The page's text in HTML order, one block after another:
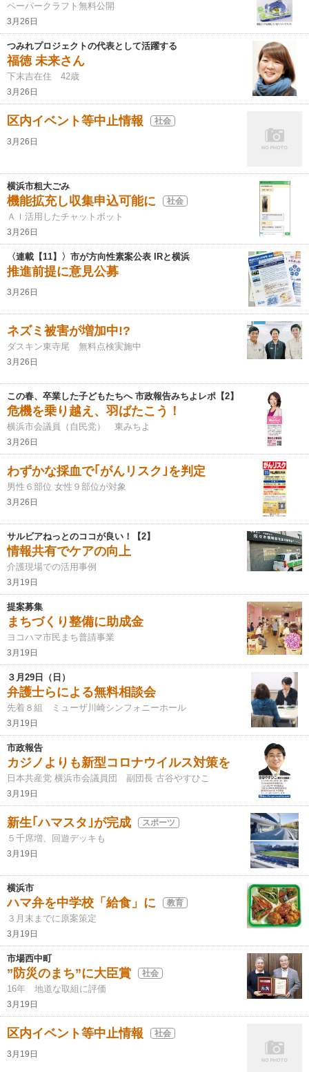
ペーパークラフト無料公開
3月26日
つみれプロジェクトの代表として活躍する
福徳 未来さん
下末吉在住 42歳
3月26日
区内イベント等中止情報 社会
3月26日
横浜市粗大ごみ
機能拡充し収集申込可能に 社会
ＡＩ活用したチャットボット
3月26日
〈連載【11】〉市が方向性素案公表 IRと横浜
推進前提に意見公募
3月26日
ネズミ被害が増加中!?
ダスキン東寺尾 無料点検実施中
3月26日
この春、卒業した子どもたちへ 市政報告みちよレポ【2】
危機を乗り越え、羽ばたこう！
横浜市会議員（自民党） 東みちよ
3月26日
わずかな採血で｢がんリスク｣を判定
男性６部位 女性９部位が対象
3月26日
サルビアねっとのココが良い！【2】
情報共有でケアの向上
介護現場での活用事例
3月19日
提案募集
まちづくり整備に助成金
ヨコハマ市民まち普請事業
3月19日
３月29日（日）
弁護士らによる無料相談会
先着８組 ミューザ川崎シンフォニーホール
3月19日
市政報告
カジノよりも新型コロナウイルス対策を
日本共産党 横浜市会議員団 副団長 古谷やすひこ
3月19日
新生｢ハマスタ｣が完成 スポーツ
５千席増、回遊デッキも
3月19日
横浜市
ハマ弁を中学校「給食」に 教育
３月末までに原案策定
3月19日
市場西中町
”防災のまち”に大臣賞 社会
16年 地道な取組に評価
3月19日
区内イベント等中止情報 社会
3月19日